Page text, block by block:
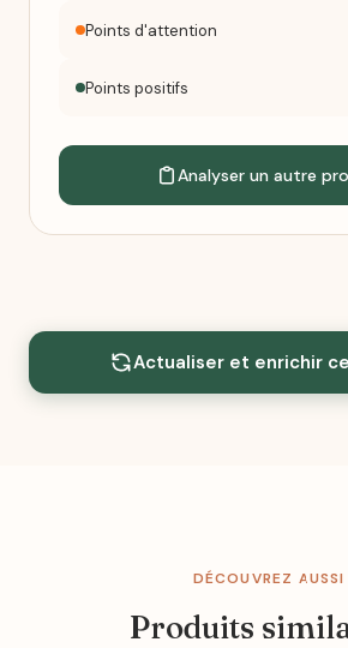
Points d'attention
Points positifs
Analyser un autre
Actualiser et enrichir
DÉCOUVREZ AUSSI
Produits